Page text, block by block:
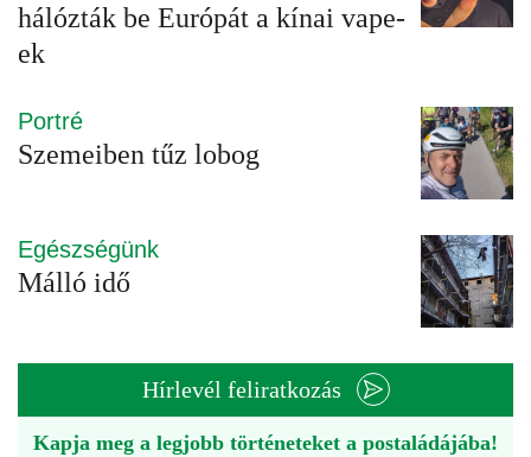
hálózták be Európát a kínai vape-
ek
Portré
Szemeiben tűz lobog
Egészségünk
Málló idő
Hírlevél feliratkozás
Kapja meg a legjobb történeteket a postaládájába!